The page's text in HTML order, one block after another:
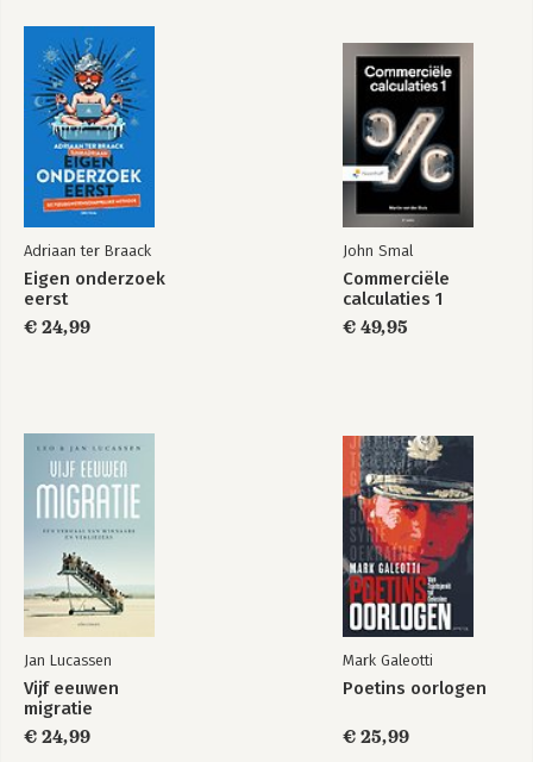
Piratenverlichting Piratenverlichting
Bekijk alle boeken
Het begin van alles
Het begin van alles
(The Dawn of
Everything)
The Dawn of
Everything
The Dawn of
Everything
Bekijk alle boeken
Adriaan ter Braack
Eigen onderzoek
eerst
€ 24,99
John Smal
Commerciële
calculaties 1
€ 49,95
Jan Lucassen
Vijf eeuwen
migratie
€ 24,99
Mark Galeotti
Poetins oorlogen
€ 25,99